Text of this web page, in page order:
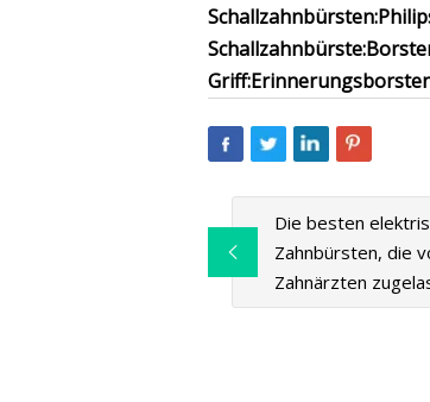
Schallzahnbürsten:
Schallzahnbürste:
Griff:
Die besten
Zahnbürsten, die
Zahnärzten